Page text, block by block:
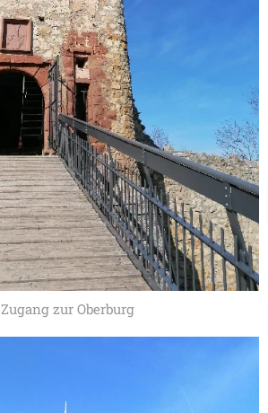
Zugang zur Oberburg